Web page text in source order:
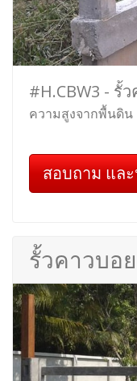
#H.CBW3 - รั้
ความสูงจากพื้นดิน
สอบถาม แล
รั้วคาวบอ